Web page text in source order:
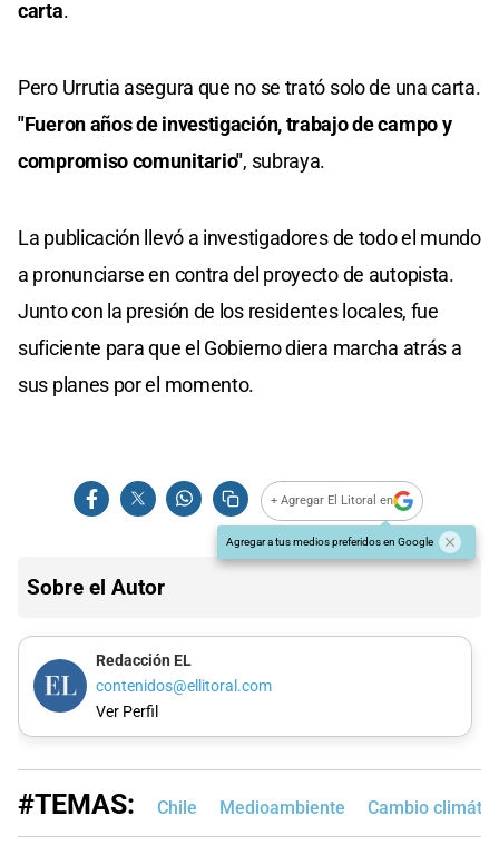
carta.
Pero Urrutia asegura que no se trató solo de una carta.
"Fueron años de investigación, trabajo de campo y
compromiso comunitario", subraya.
La publicación llevó a investigadores de todo el mundo
a pronunciarse en contra del proyecto de autopista.
Junto con la presión de los residentes locales, fue
suficiente para que el Gobierno diera marcha atrás a
sus planes por el momento.
+ Agregar El Litoral en
Agregar a tus medios preferidos en Google
Sobre el Autor
Redacción EL
contenidos@ellitoral.com
Ver Perfil
#TEMAS: Chile Medioambiente Cambio